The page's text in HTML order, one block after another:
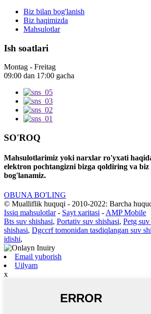
Biz bilan bog'lanish
Biz haqimizda
Mahsulotlar
Ish soatlari
Montag - Freitag
09:00 dan 17:00 gacha
SO'ROQ
Mahsulotlarimiz yoki narxlar ro'yxati
elektron pochtangizni bizga qoldiring va biz
bog'lanamiz.
OBUNA BO'LING
© Mualliflik huquqi - 2010-2022: Barcha
Issiq mahsulotlar- Sayt xaritasi - AMP Mobile
Bts suv shishasi, Portativ suv shishasi, Petg suv
shishasi, Dgccrf tomonidan tasdiqlangan suv
idishi,
Email yuborish
Uilyam
x